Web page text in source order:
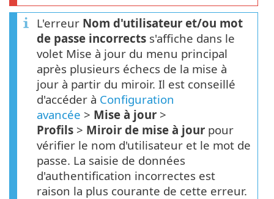
L'erreur Nom d'utilisateur et/ou mot
de passe incorrects s'affiche dans le
volet Mise à jour du menu principal
après plusieurs échecs de la mise à
jour à partir du miroir. Il est conseillé
d'accéder à Configuration
avancée > Mise à jour >
Profils > Miroir de mise à jour pour
vérifier le nom d'utilisateur et le mot de
passe. La saisie de données
d'authentification incorrectes est
raison la plus courante de cette erreur.